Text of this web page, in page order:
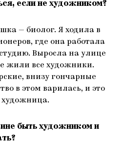
если не художником?
— биолог. Я ходила в
где она работала
Выросла на улице
жили все художники.
внизу гончарные
в этом варилась, и это
художница.
быть художником и